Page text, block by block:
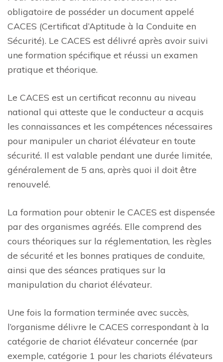
obligatoire de posséder un document appelé
CACES (Certificat d’Aptitude à la Conduite en
Sécurité). Le CACES est délivré après avoir suivi
une formation spécifique et réussi un examen
pratique et théorique.
Le CACES est un certificat reconnu au niveau
national qui atteste que le conducteur a acquis
les connaissances et les compétences nécessaires
pour manipuler un chariot élévateur en toute
sécurité. Il est valable pendant une durée limitée,
généralement de 5 ans, après quoi il doit être
renouvelé.
La formation pour obtenir le CACES est dispensée
par des organismes agréés. Elle comprend des
cours théoriques sur la réglementation, les règles
de sécurité et les bonnes pratiques de conduite,
ainsi que des séances pratiques sur la
manipulation du chariot élévateur.
Une fois la formation terminée avec succès,
l’organisme délivre le CACES correspondant à la
catégorie de chariot élévateur concernée (par
exemple, catégorie 1 pour les chariots élévateurs